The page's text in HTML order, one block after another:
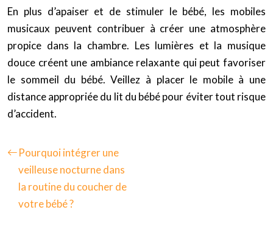
En plus d’apaiser et de stimuler le bébé, les mobiles
musicaux peuvent contribuer à créer une atmosphère
propice dans la chambre. Les lumières et la musique
douce créent une ambiance relaxante qui peut favoriser
le sommeil du bébé. Veillez à placer le mobile à une
distance appropriée du lit du bébé pour éviter tout risque
d’accident.
Pourquoi intégrer une
veilleuse nocturne dans
la routine du coucher de
votre bébé ?